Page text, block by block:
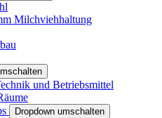
Milchviehhaltung
und Betriebsmittel
Dropdown umschalten